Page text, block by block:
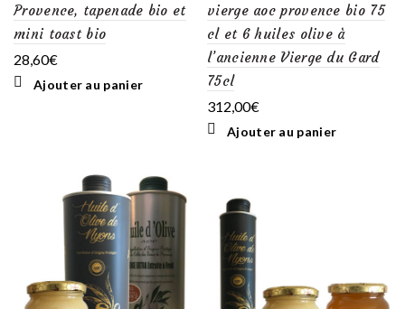
Provence, tapenade bio et
mini toast bio
28,60€
Ajouter au panier
vierge aoc provence bio 75
cl et 6 huiles olive à
l’ancienne Vierge du Gard
75cl
312,00€
Ajouter au panier